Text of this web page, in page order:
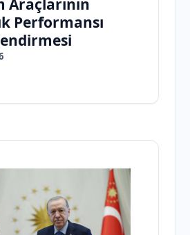
Araçlarının
Performansı